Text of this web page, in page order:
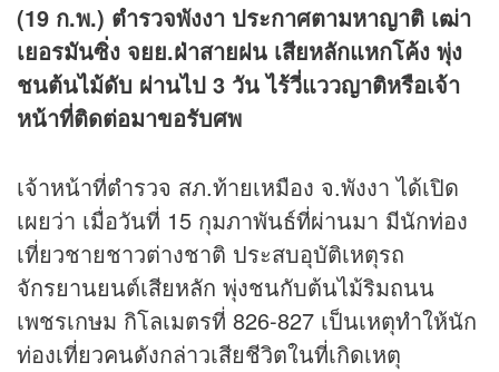
(19 ก.พ.) ตำรวจพังงา ประกาศตามหาญาติ เฒ่า
เยอรมันซิ่ง จยย.ฝ่าสายฝน เสียหลักแหกโค้ง พุ่ง
ชนต้นไม้ดับ ผ่านไป 3 วัน ไร้วี่แววญาติหรือเจ้า
หน้าที่ติดต่อมาขอรับศพ
เจ้าหน้าที่ตำรวจ สภ.ท้ายเหมือง จ.พังงา ได้เปิด
เผยว่า เมื่อวันที่ 15 กุมภาพันธ์ที่ผ่านมา มีนักท่อง
เที่ยวชายชาวต่างชาติ ประสบอุบัติเหตุรถ
จักรยานยนต์เสียหลัก พุ่งชนกับต้นไม้ริมถนน
เพชรเกษม กิโลเมตรที่ 826-827 เป็นเหตุทำให้นัก
ท่องเที่ยวคนดังกล่าวเสียชีวิตในที่เกิดเหตุ